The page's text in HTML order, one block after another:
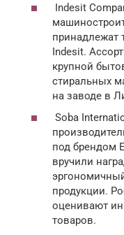
Indesit
принадлежат
Indesit.
крупной
стиральных
на заводе в
Soba
под брендом
вручили
продукции.
оценивают
товаров.